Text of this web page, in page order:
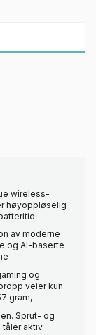
wireless-
høyoppløselig
av moderne
og AI-baserte
og
veier kun
gram,
Sprut- og
tåler aktiv